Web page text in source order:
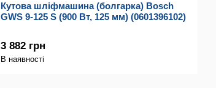
Кутова шліфмашина (болгарка) Bosch
GWS 9-125 S (900 Вт, 125 мм) (0601396102)
3 882 грн
В наявності